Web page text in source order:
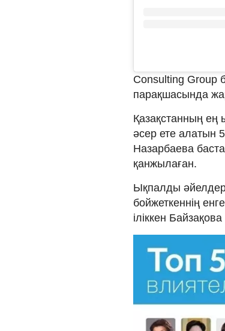
Consulting Group
парақшасында
Қазақстанның ең
әсер ете алатын
Назарбаева
қанжылаған.
Ықпалды
бойжеткеннің
іліккен